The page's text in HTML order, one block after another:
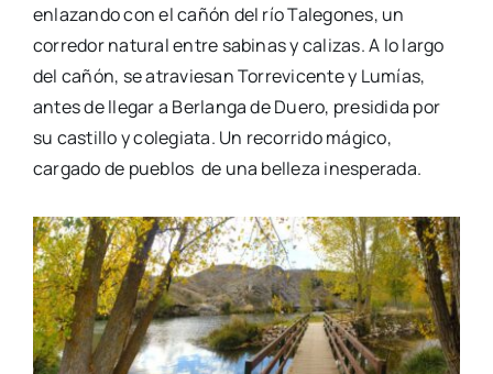
enlazando con el cañón del río Talegones, un
corredor natural entre sabinas y calizas. A lo largo
del cañón, se atraviesan Torrevicente y Lumías,
antes de llegar a Berlanga de Duero, presidida por
su castillo y colegiata. Un recorrido mágico,
cargado de pueblos de una belleza inesperada.